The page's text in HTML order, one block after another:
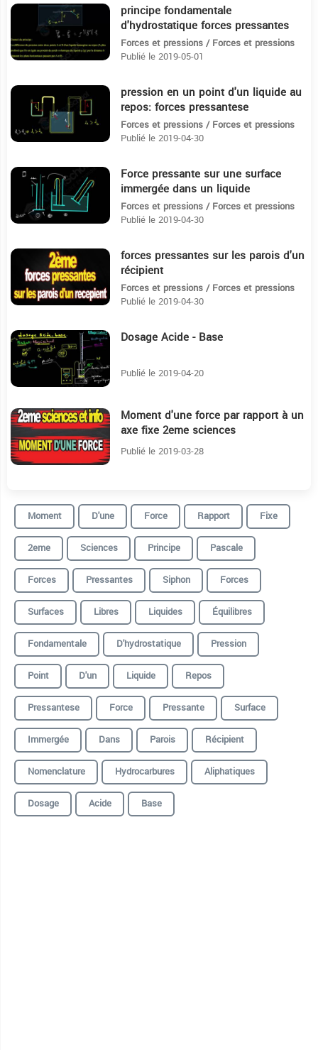
principe fondamentale
d'hydrostatique forces pressantes
2eme sciences
Forces et pressions / Forces et pressions
Publié le 2019-05-01
pression en un point d'un liquide au
repos: forces pressantese
Forces et pressions / Forces et pressions
Publié le 2019-04-30
4:42 Force pressante sur une surface
immergée dans un liquide
Forces et pressions / Forces et pressions
Publié le 2019-04-30
forces pressantes sur les parois d'un
récipient
Forces et pressions / Forces et pressions
Publié le 2019-04-30
16:50 Dosage Acide - Base
Publié le 2019-04-20
45:9 Moment d'une force par rapport à un
axe fixe 2eme sciences
Publié le 2019-03-28
Moment D'une Force Rapport
Fixe
2eme
Sciences Principe
Pascale
Forces
Pressantes Siphon
Forces
Surfaces
Libres Liquides
Équilibres
Fondamentale
D'hydrostatique
Pression
Point
D'un Liquide
Repos
Pressantese
Force Pressante
Surface
Immergée
Dans Parois
Récipient
Nomenclature
Hydrocarbures
Aliphatiques
Dosage
Acide Base